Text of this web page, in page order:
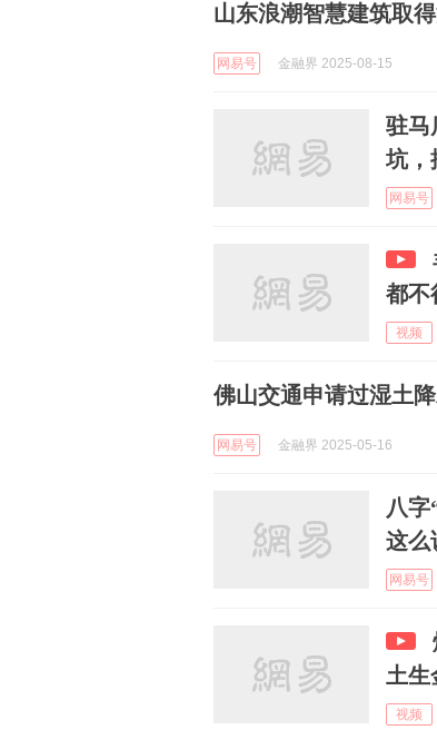
山东浪潮智慧建筑取
网易号 金融界 2025-08-15
驻马
坑，
网易号
都不
视频
佛山交通申请过湿土
网易号 金融界 2025-05-16
八
这么
网易号
土生
视频